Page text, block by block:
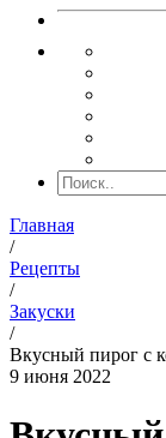
Главная
/
Рецепты
/
Закуски
/
Вкусный пирог с
9 июня 2022